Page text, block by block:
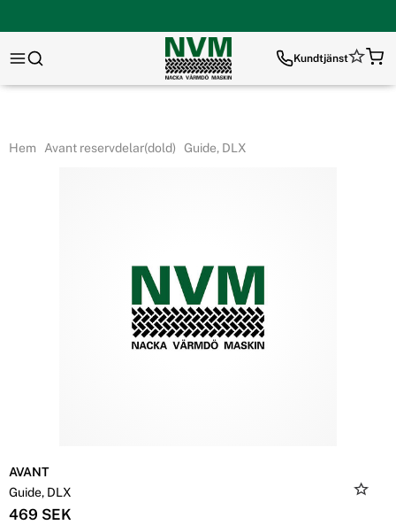
Kundtjänst
Hem Avant reservdelar(dold) Guide, DLX
AVANT
Guide, DLX
469 SEK